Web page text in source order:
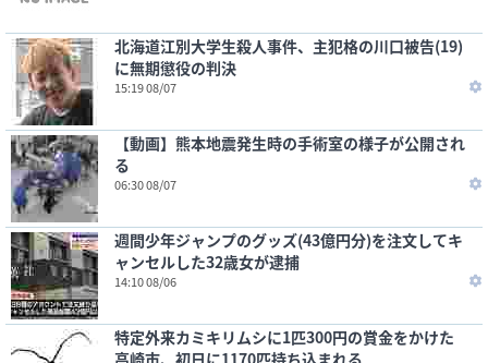
北海道江別大学生殺人事件、主犯格の川口被告(19)
に無期懲役の判決
15:19 08/07
【動画】熊本地震発生時の手術室の様子が公開され
る
06:30 08/07
週間少年ジャンプのグッズ(43億円分)を注文してキ
ャンセルした32歳女が逮捕
14:10 08/06
特定外来カミキリムシに1匹300円の賞金をかけた
高崎市、初日に1170匹持ち込まれる